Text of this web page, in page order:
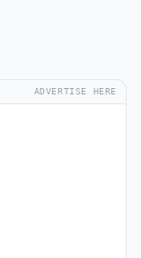
ADVERTISE HERE